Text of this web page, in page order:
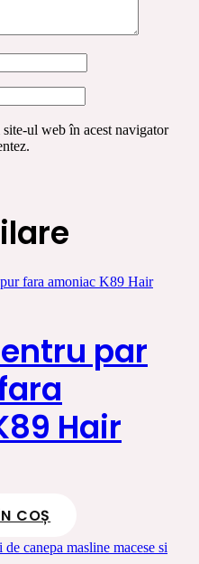
ul web în acest navigator
par
Hair
COȘ